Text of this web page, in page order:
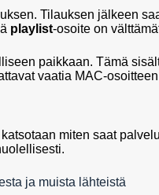
Tilauksen jälkeen
playlist-osoite on
paikkaan. Tämä
vaatia MAC-
miten saat
ja muista lähteistä